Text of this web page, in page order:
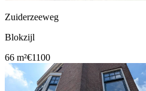
Zuiderzeeweg
Blokzijl
66 m²€1100